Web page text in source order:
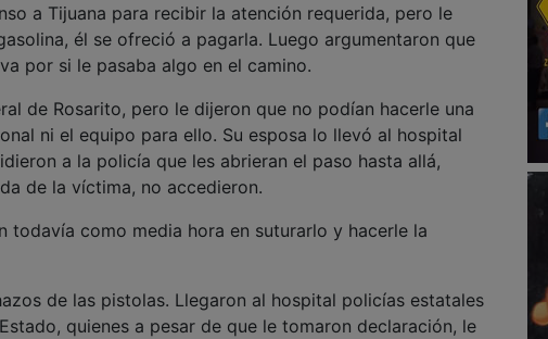
a Tijuana para recibir la atención requerida, pero le
él se ofreció a pagarla. Luego argumentaron que
por si le pasaba algo en el camino.
de Rosarito, pero le dijeron que no podían hacerle una
ni el equipo para ello. Su esposa lo llevó al hospital
a la policía que les abrieran el paso hasta allá,
de la víctima, no accedieron.
todavía como media hora en suturarlo y hacerle la
de las pistolas. Llegaron al hospital policías estatales
quienes a pesar de que le tomaron declaración, le